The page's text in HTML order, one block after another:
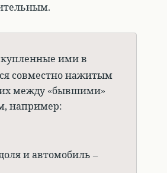
ими в
совместно нажитым
между «бывшими»
например:
и автомобиль –